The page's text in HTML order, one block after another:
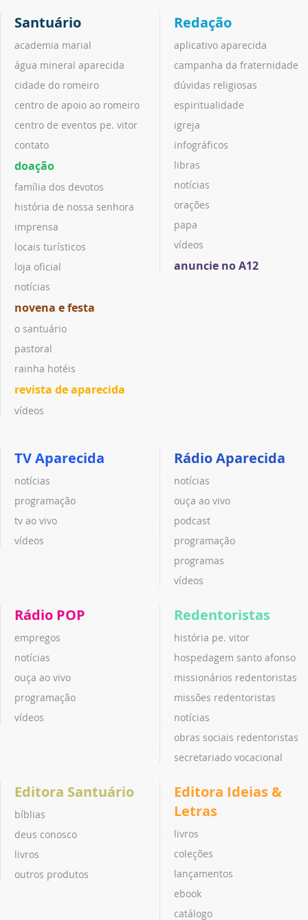
Santuário
academia marial
água mineral aparecida
cidade do romeiro
centro de apoio ao romeiro
centro de eventos pe. vitor
contato
doação
família dos devotos
história de nossa senhora
imprensa
locais turísticos
loja oficial
notícias
novena e festa
o santuário
pastoral
rainha hotéis
revista de aparecida
vídeos
Redação
aplicativo aparecida
campanha da fraternidade
dúvidas religiosas
espiritualidade
igreja
infográficos
libras
notícias
orações
papa
vídeos
anuncie no A12
TV Aparecida
notícias
programação
tv ao vivo
vídeos
Rádio Aparecida
notícias
ouça ao vivo
podcast
programação
programas
vídeos
Rádio POP
empregos
notícias
ouça ao vivo
programação
vídeos
Redentoristas
história pe. vitor
hospedagem santo afonso
missionários redentoristas
missões redentoristas
notícias
obras sociais redentoristas
secretariado vocacional
Editora Santuário
bíblias
deus conosco
livros
outros produtos
Editora Ideias &
Letras
livros
coleções
lançamentos
ebook
catálogo